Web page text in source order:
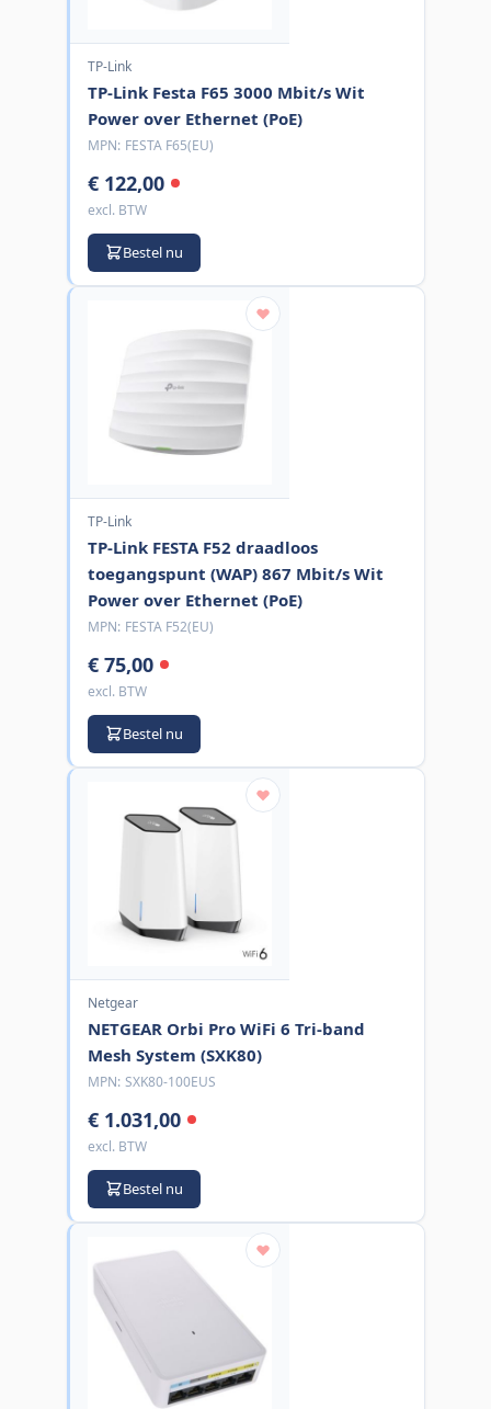
TP-Link
TP-Link Festa F65 3000 Mbit/s Wit
Power over Ethernet (PoE)
MPN: FESTA F65(EU)
€ 122,00
excl. BTW
Bestel nu
TP-Link
TP-Link FESTA F52 draadloos
toegangspunt (WAP) 867 Mbit/s Wit
Power over Ethernet (PoE)
MPN: FESTA F52(EU)
€ 75,00
excl. BTW
Bestel nu
Netgear
NETGEAR Orbi Pro WiFi 6 Tri-band
Mesh System (SXK80)
MPN: SXK80-100EUS
€ 1.031,00
excl. BTW
Bestel nu